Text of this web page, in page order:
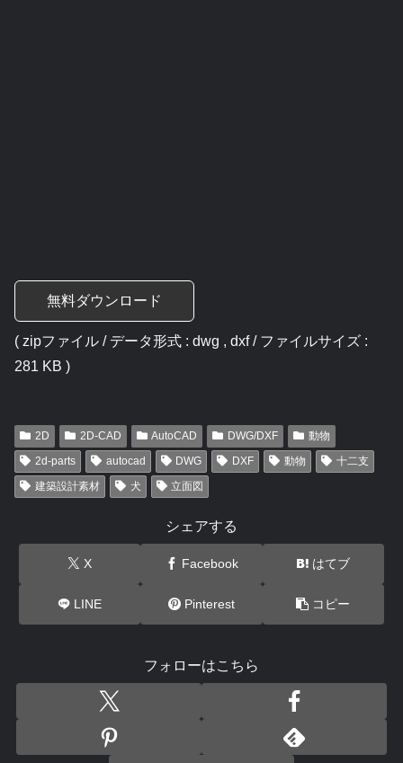
無料ダウンロード
( zipファイル / データ形式 : dwg , dxf / ファイルサイズ :
281 KB )
2D 2D-CAD AutoCAD DWG/DXF
動物
2d-parts
autocad DWG DXF 動物
十二支
建築設計素材
犬 立面図
シェアする
X Facebook はてブ
LINE Pinterest コピー
フォローはこちら